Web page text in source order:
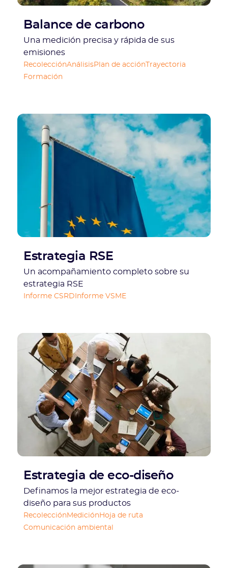
Balance de carbono
Una medición precisa y rápida de sus
emisiones
RecolecciónAnálisisPlan de acciónTrayectoria
Formación
Estrategia RSE
Un acompañamiento completo sobre su
estrategia RSE
Informe CSRD Informe VSME
Estrategia de eco-diseño
Definamos la mejor estrategia de eco-
diseño para sus productos
RecolecciónMediciónHoja de ruta
Comunicación ambiental